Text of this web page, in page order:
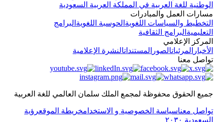
الوطنية للغة العربية في المملكة العربية السعودية
مسارات العمل والمبادرات
التخطيط والسياسات اللغوية الحوسبة اللغوية البرامج
التعليمية البرامج الثقافية
المركز الإعلامي
الأخبار المرئياتالصور المستنداتالنشرة الإعلامية
تواصل معنا
جميع الحقوق محفوظة لمجمع الملك سلمان العالمي للغة العربية
تواصل معناسياسة الخصوصية و الاستخدامخريطة الموقعرؤية
السعودية ٢٠٣٠